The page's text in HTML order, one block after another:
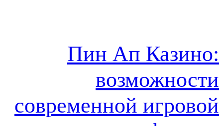
Пин Ап
современной